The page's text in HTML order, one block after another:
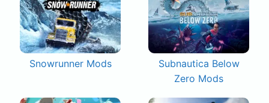
Snowrunner Mods
Subnautica Below
Zero Mods